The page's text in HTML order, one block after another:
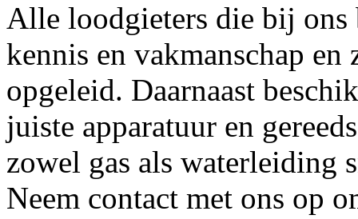
Alle loodgieters die bij
kennis en vakmanschap
opgeleid. Daarnaast
juiste apparatuur en
zowel gas als waterleiding
Neem contact met ons op